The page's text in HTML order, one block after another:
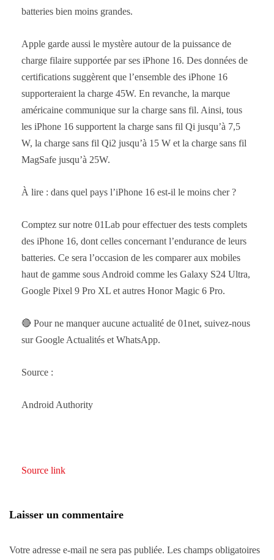
batteries bien moins grandes.
Apple garde aussi le mystère autour de la puissance de
charge filaire supportée par ses iPhone 16. Des données de
certifications suggèrent que l’ensemble des iPhone 16
supporteraient la charge 45W. En revanche, la marque
américaine communique sur la charge sans fil. Ainsi, tous
les iPhone 16 supportent la charge sans fil Qi jusqu’à 7,5
W, la charge sans fil Qi2 jusqu’à 15 W et la charge sans fil
MagSafe jusqu’à 25W.
À lire : dans quel pays l’iPhone 16 est-il le moins cher ?
Comptez sur notre 01Lab pour effectuer des tests complets
des iPhone 16, dont celles concernant l’endurance de leurs
batteries. Ce sera l’occasion de les comparer aux mobiles
haut de gamme sous Android comme les Galaxy S24 Ultra,
Google Pixel 9 Pro XL et autres Honor Magic 6 Pro.
🔴 Pour ne manquer aucune actualité de 01net, suivez-nous
sur Google Actualités et WhatsApp.
Source :
Android Authority
Source link
Laisser un commentaire
Votre adresse e-mail ne sera pas publiée. Les champs obligatoires